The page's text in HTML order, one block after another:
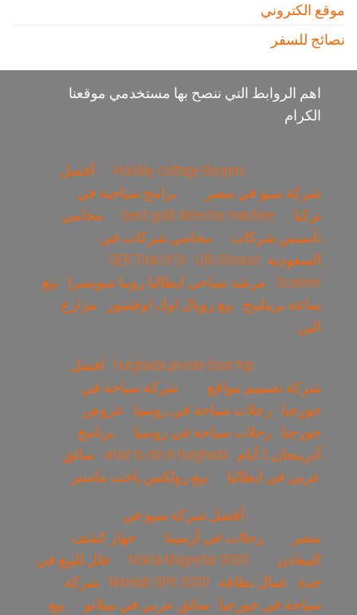
موقع الكتروني
نصائج للسفر
اهم الروابط التي ننصح بها مستخدمي موقعنا
الكرام
Holiday cottage Borjomi
أفضل
شركة سيو في مصر
برامج سياحية في
تركيا
best gold detector machine
محامي
تأسيس شركات
محامي شركات في
السعودية
GER Titan X13
UIG Ground
Scanner
مرشد سياحى ايطاليا روما سويسرا
بيع
ساعة بريتلينج
بيع رويال اوك اوفشور
مزارع
البن
hurghada private boat trip
افضل
شركة تصميم مواقع
شركة سياحة في
جورجيا
رحلات سياحة في روسيا
عروض
جورجيا
رحلات سياحة في روسيا
برنامج
أذربيجان 5 أيام
what to do in hurghada
سائق
عربي في ايطاليا
بيع رولكس ياخت ماستر
أفضل شركة سيو في
مصر
رحلات في أرمينيا
جهاز كشف
المعادن
Nokta Magnetar 9000
فلل للبيع في
جدة
عمال نظافة Minelab GPX 5000
شركة
سياحة في جورجيا
سائق عربي في ميلانو بيع